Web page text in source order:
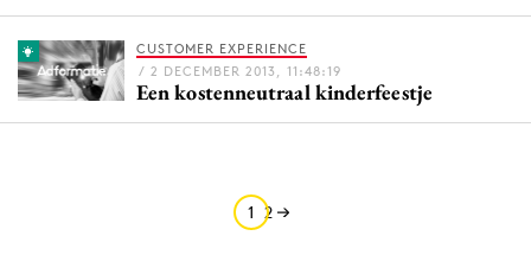
Media
Merkstrategie
PR
Programmatic
CUSTOMER EXPERIENCE
/ 2 DECEMBER 2013, 11:48:19
Een kostenneutraal kinderfeestje
1 2